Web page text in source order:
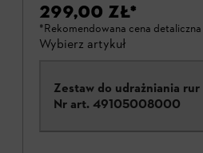
299,00 ZŁ*
*Rekomendowana cena detaliczna
Wybierz artykuł
Zestaw do udrażniania rur
Nr art. 49105008000